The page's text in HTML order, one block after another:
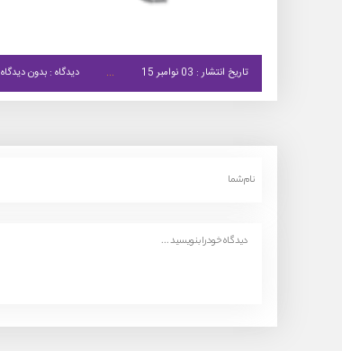
تاریخ انتشار : 03 نوامبر 15 دیدگاه : بدون دیدگاه